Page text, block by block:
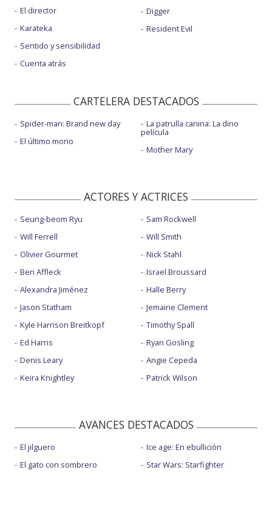
El director
Karateka
Sentido y sensibilidad
Cuenta atrás
Digger
Resident Evil
CARTELERA DESTACADOS
Spider-man: Brand new day
El último mono
La patrulla canina: La dino
película
Mother Mary
ACTORES Y ACTRICES
Seung-beom Ryu
Will Ferrell
Olivier Gourmet
Ben Affleck
Alexandra Jiménez
Jason Statham
Kyle Harrison Breitkopf
Ed Harris
Denis Leary
Keira Knightley
Sam Rockwell
Will Smith
Nick Stahl
Israel Broussard
Halle Berry
Jemaine Clement
Timothy Spall
Ryan Gosling
Angie Cepeda
Patrick Wilson
AVANCES DESTACADOS
El jilguero
El gato con sombrero
Ice age: En ebullición
Star Wars: Starfighter